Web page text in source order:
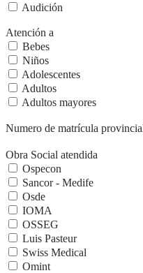
Audición
Atención a
Bebes
Niños
Adolescentes
Adultos
Adultos mayores
Numero de matrícula
Obra Social atendida
Ospecon
Sancor - Medife
Osde
IOMA
OSSEG
Luis Pasteur
Swiss Medical
Omint